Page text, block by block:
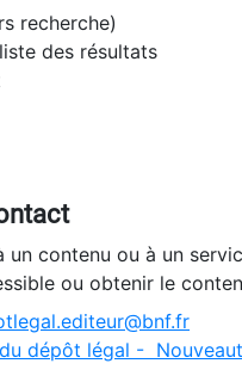
recherche)
des résultats
un contenu ou à un
ou obtenir le
dépôt légal -